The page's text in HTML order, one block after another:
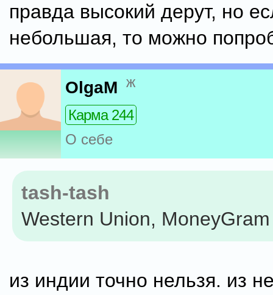
правда высокий дерут, но
небольшая, то можно
OlgaM ж
Карма 244
О себе
tash-tash
Western Union, MoneyGram
из индии точно нельзя. из